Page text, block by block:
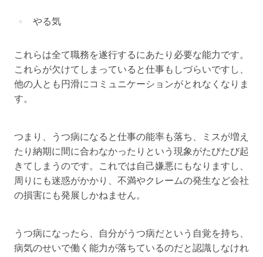
やる気
これらは全て職務を遂行するにあたり必要な能力です。
これらが欠けてしまっていると仕事もしづらいですし、
他の人とも円滑にコミュニケーションがとれなくなりま
す。
つまり、うつ病になると仕事の能率も落ち、ミスが増え
たり納期に間に合わなかったりという現象がたびたび起
きてしまうのです。これでは自己嫌悪にもなりますし、
周りにも迷惑がかかり、不満やクレームの発生など会社
の損害にも発展しかねません。
うつ病になったら、自分がうつ病だという自覚を持ち、
病気のせいで働く能力が落ちているのだと認識しなけれ